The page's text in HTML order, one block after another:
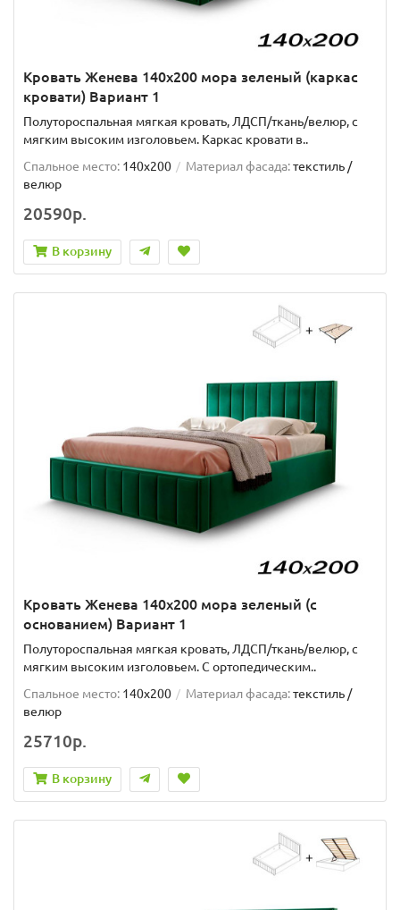
Кровать Женева 140х200 мора зеленый (каркас
кровати) Вариант 1
Полутороспальная мягкая кровать, ЛДСП/ткань/велюр, с
мягким высоким изголовьем. Каркас кровати в..
Спальное место: 140x200 Материал фасада:текстиль /
велюр
20590р.
В корзину
Кровать Женева 140х200 мора зеленый (с
основанием) Вариант 1
Полутороспальная мягкая кровать, ЛДСП/ткань/велюр, с
мягким высоким изголовьем. C ортопедическим..
Спальное место: 140x200 Материал фасада:текстиль /
велюр
25710р.
В корзину